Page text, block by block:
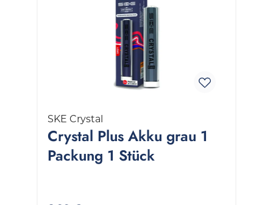
SKE Crystal
Crystal Plus Akku grau 1
Packung 1 Stück